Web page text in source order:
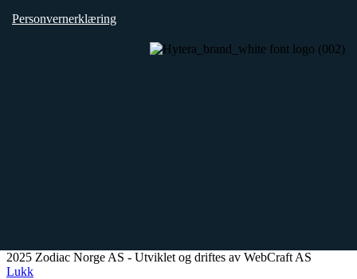
Personvernerklæring
2025 Zodiac Norge AS - Utviklet og driftes av WebCraft AS
Lukk